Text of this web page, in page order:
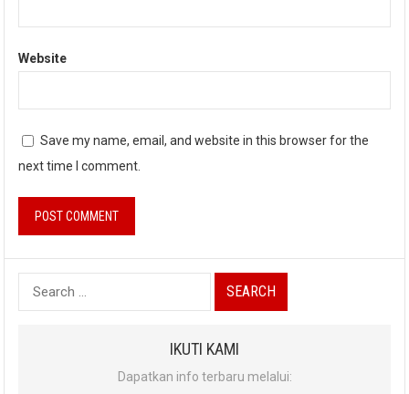
Website
Save my name, email, and website in this browser for the
next time I comment.
Search
for:
IKUTI KAMI
Dapatkan info terbaru melalui: